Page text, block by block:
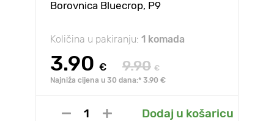
Borovnica Bluecrop, P9
Količina u pakiranju: 1 komada
3.90 € 9.90 €
Najniža cijena u 30 dana:* 3.90 €
Dodaj u košaricu